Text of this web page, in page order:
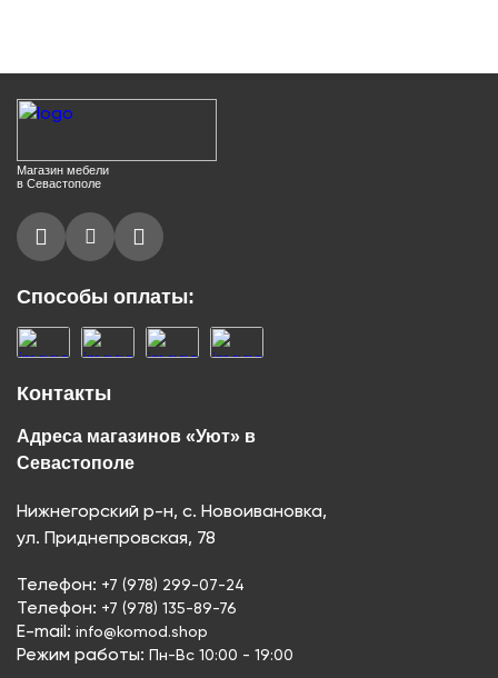
Магазин мебели
в Севастополе
Способы оплаты:
Контакты
Адреса магазинов «Уют» в
Севастополе
Нижнегорский р-н, с. Новоивановка,
ул. Приднепровская, 78
Телефон: +7 (978) 299-07-24
Телефон: +7 (978) 135-89-76
E-mail: info@komod.shop
Режим работы: Пн-Вс 10:00 - 19:00